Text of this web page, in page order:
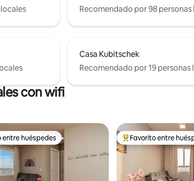
Recomendado por 98 personas
Casa Kubitschek
Recomendado por 19 personas
con wifi
entre huéspedes
entre huéspedes Favorito entre
Favorito entre